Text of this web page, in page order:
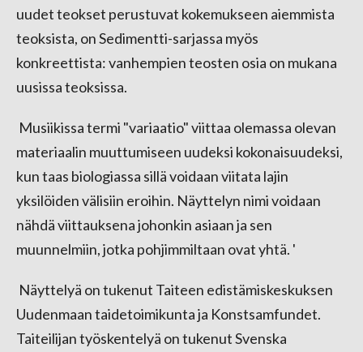
uudet teokset perustuvat kokemukseen aiemmista
teoksista, on Sedimentti-sarjassa myös
konkreettista: vanhempien teosten osia on mukana
uusissa teoksissa.
Musiikissa termi "variaatio" viittaa olemassa olevan
materiaalin muuttumiseen uudeksi kokonaisuudeksi,
kun taas biologiassa sillä voidaan viitata lajin
yksilöiden välisiin eroihin. Näyttelyn nimi voidaan
nähdä viittauksena johonkin asiaan ja sen
muunnelmiin, jotka pohjimmiltaan ovat yhtä. '
Näyttelyä on tukenut Taiteen edistämiskeskuksen
Uudenmaan taidetoimikunta ja Konstsamfundet.
Taiteilijan työskentelyä on tukenut Svenska